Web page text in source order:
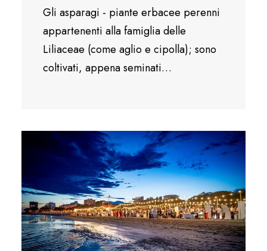
Gli asparagi - piante erbacee perenni
appartenenti alla famiglia delle
Liliaceae (come aglio e cipolla); sono
coltivati, appena seminati…